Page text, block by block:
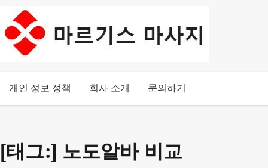
content
개인 정보 정책 회사 소개 문의하기
[태그:] 노도알바 비교